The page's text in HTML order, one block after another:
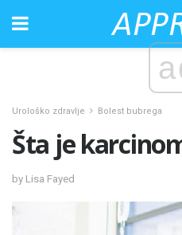
Urološko zdravlje Bolest bubrega
Šta je
by Lisa Fayed